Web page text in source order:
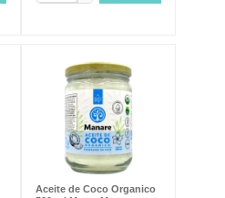
Aceite de Coco Organico